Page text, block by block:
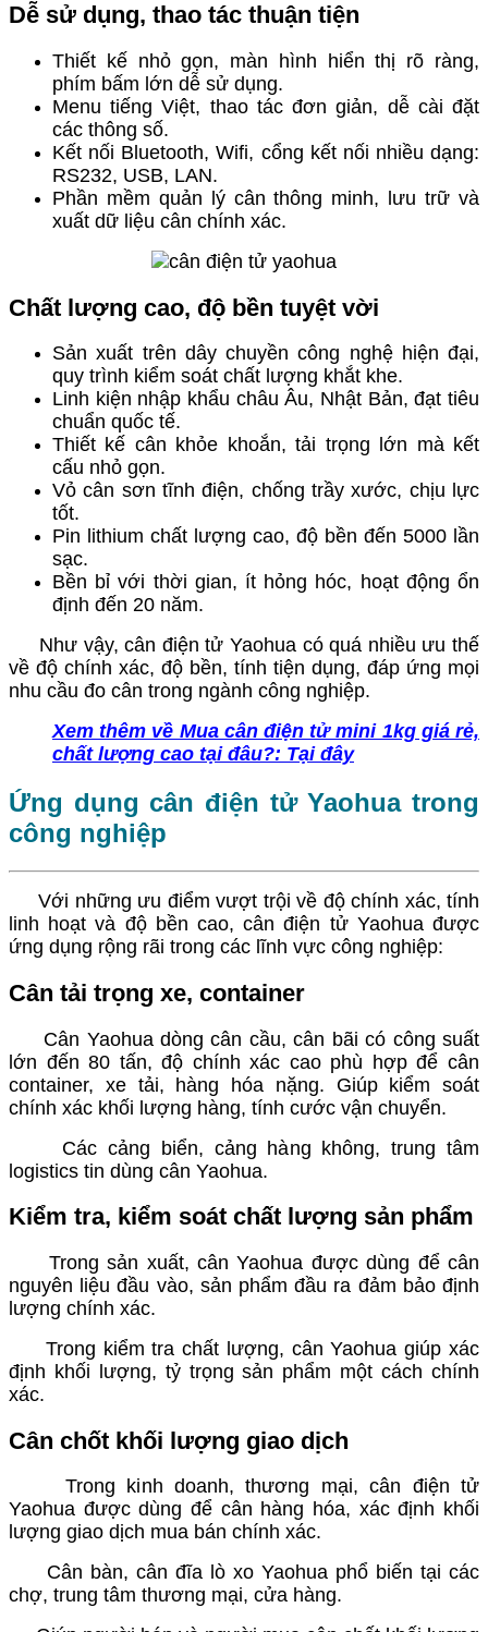
Dễ sử dụng, thao tác thuận tiện
Thiết kế nhỏ gọn, màn hình hiển thị rõ ràng,
phím bấm lớn dễ sử dụng.
Menu tiếng Việt, thao tác đơn giản, dễ cài đặt
các thông số.
Kết nối Bluetooth, Wifi, cổng kết nối nhiều dạng:
RS232, USB, LAN.
Phần mềm quản lý cân thông minh, lưu trữ và
xuất dữ liệu cân chính xác.
Chất lượng cao, độ bền tuyệt vời
Sản xuất trên dây chuyền công nghệ hiện đại,
quy trình kiểm soát chất lượng khắt khe.
Linh kiện nhập khẩu châu Âu, Nhật Bản, đạt tiêu
chuẩn quốc tế.
Thiết kế cân khỏe khoắn, tải trọng lớn mà kết
cấu nhỏ gọn.
Vỏ cân sơn tĩnh điện, chống trầy xước, chịu lực
tốt.
Pin lithium chất lượng cao, độ bền đến 5000 lần
sạc.
Bền bỉ với thời gian, ít hỏng hóc, hoạt động ổn
định đến 20 năm.
Như vậy, cân điện tử Yaohua có quá nhiều ưu thế
về độ chính xác, độ bền, tính tiện dụng, đáp ứng mọi
nhu cầu đo cân trong ngành công nghiệp.
Xem thêm về Mua cân điện tử mini 1kg giá rẻ,
chất lượng cao tại đâu?: Tại đây
Ứng dụng cân điện tử Yaohua trong
công nghiệp
Với những ưu điểm vượt trội về độ chính xác, tính
linh hoạt và độ bền cao, cân điện tử Yaohua được
ứng dụng rộng rãi trong các lĩnh vực công nghiệp:
Cân tải trọng xe, container
Cân Yaohua dòng cân cầu, cân bãi có công suất
lớn đến 80 tấn, độ chính xác cao phù hợp để cân
container, xe tải, hàng hóa nặng. Giúp kiểm soát
chính xác khối lượng hàng, tính cước vận chuyển.
Các cảng biển, cảng hàng không, trung tâm
logistics tin dùng cân Yaohua.
Kiểm tra, kiểm soát chất lượng sản phẩm
Trong sản xuất, cân Yaohua được dùng để cân
nguyên liệu đầu vào, sản phẩm đầu ra đảm bảo định
lượng chính xác.
Trong kiểm tra chất lượng, cân Yaohua giúp xác
định khối lượng, tỷ trọng sản phẩm một cách chính
xác.
Cân chốt khối lượng giao dịch
Trong kinh doanh, thương mại, cân điện tử
Yaohua được dùng để cân hàng hóa, xác định khối
lượng giao dịch mua bán chính xác.
Cân bàn, cân đĩa lò xo Yaohua phổ biến tại các
chợ, trung tâm thương mại, cửa hàng.